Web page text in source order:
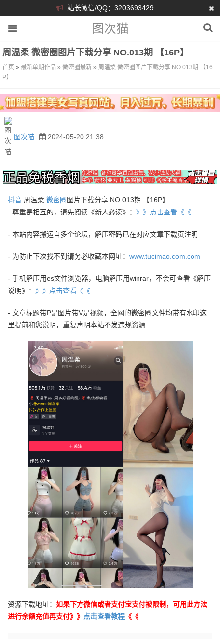
站长微信/QQ：3203693429
图次猫
周温柔 微密圈图片下载分享 NO.013期 【16P】
首页 » 最新单期作品 » 微密圈最新 » 周温柔 微密圈图片下载分享 NO.013期 【16
P】
图次喵 2024-05-20 21:38
抖音 周温柔 微密圈 图片下载分享 NO.013期 【16P】
- 尊重是相互的，请先阅读《新人必读》： 》》点击查看《《
- 本站内容搬运自多个论坛，解压密码已在对应文章下载页注明
- 为防止下次找不到请务必收藏本网址： www.tucimao.com.com
- 手机解压用es文件浏览器，电脑解压用winrar，不会可查看《解压
说明》： 》》点击查看《《
- 文章标题带P是图片带V是视频，全网的微密圈文件均带有水印这
里提前和您说明，重复声明本站不发违规资源
资源下载地址： 如果下方微信或者支付宝支付被限制，可用此方法
进行余额充值再支付》》 点击查看教程 《《